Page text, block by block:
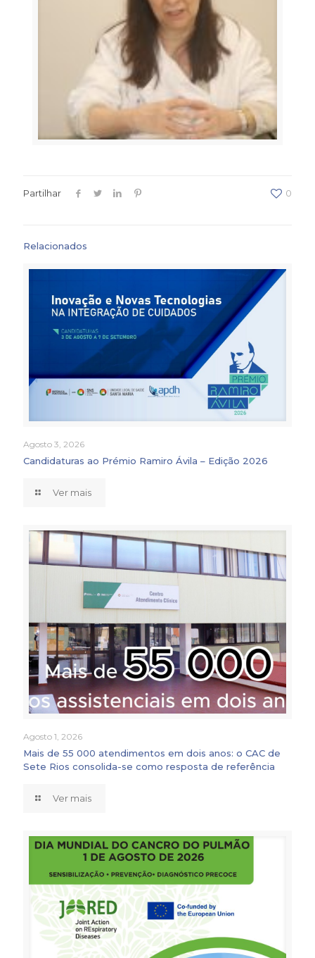
Partilhar 0
Relacionados
Agosto 3, 2026
Candidaturas ao Prémio Ramiro Ávila – Edição 2026
Ver mais
Agosto 1, 2026
Mais de 55 000 atendimentos em dois anos: o CAC de
Sete Rios consolida-se como resposta de referência
Ver mais